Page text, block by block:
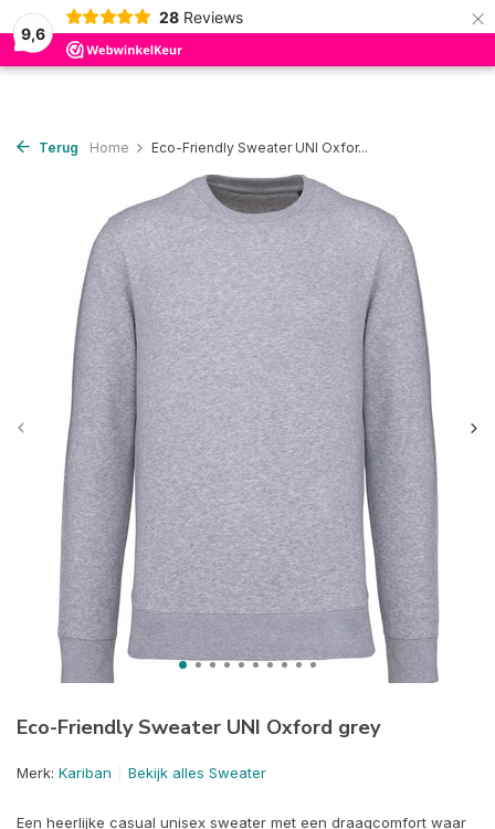
9,6
28 Reviews ×
0
Terug Home Eco-Friendly Sweater UNI Oxfor...
Eco-Friendly Sweater UNI Oxford grey
Merk: Kariban Bekijk alles Sweater
Een heerlijke casual unisex sweater met een draagcomfort waar